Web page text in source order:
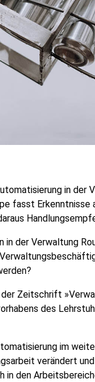
in der
fasst
in der Verwaltung
Zeitschrift
des
im
verändert
den